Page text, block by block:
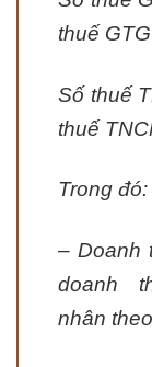
thuế
Số thuế
thuế
Trong đó:
– Doanh
doanh
nhân